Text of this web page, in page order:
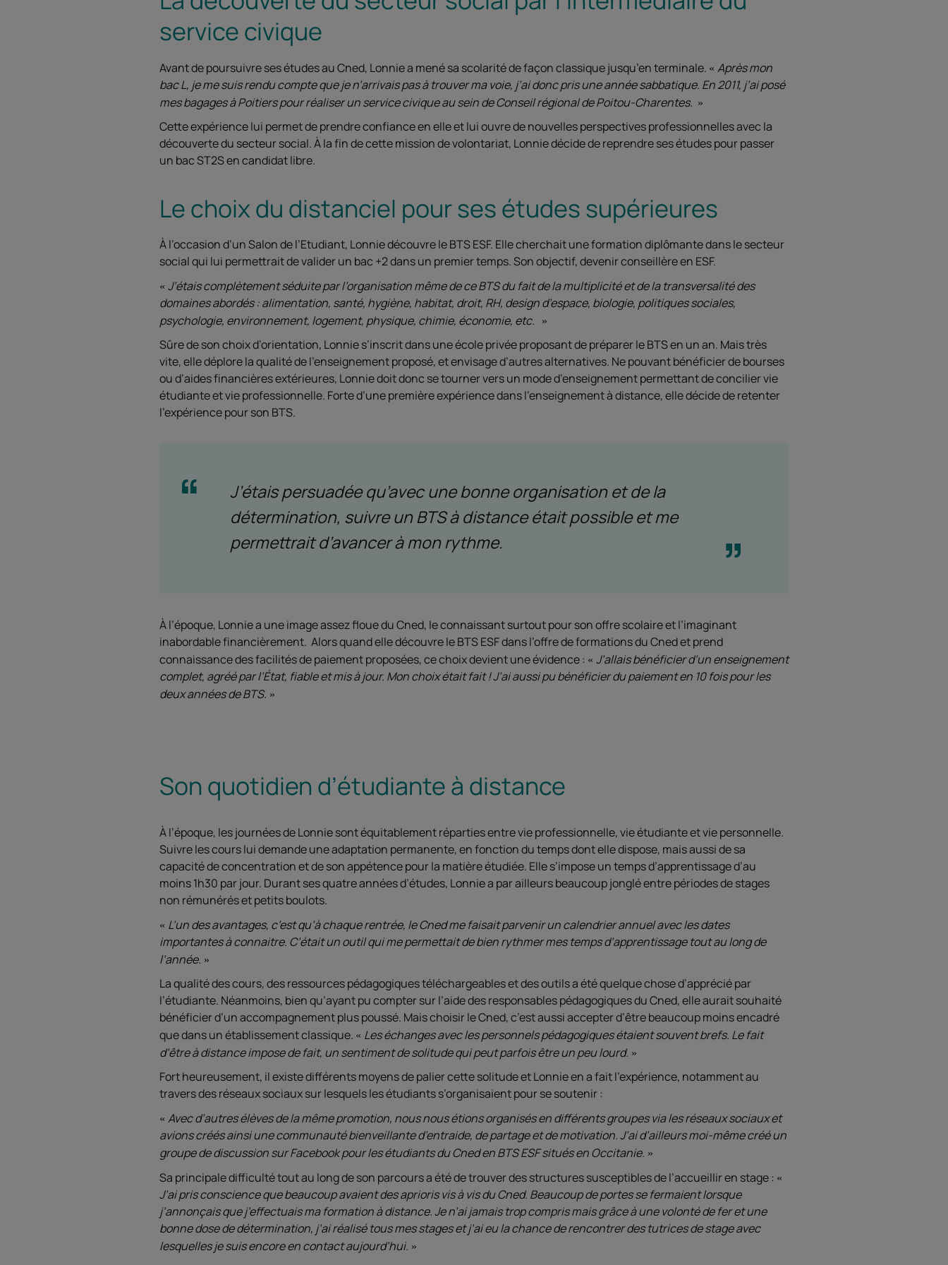
service civique
Avant de poursuivre ses études au Cned, Lonnie a mené sa scolarité de façon classique jusqu’en terminale.
Après mon
bac L, je me suis rendu compte que je n’arrivais pas à trouver ma voie, j’ai donc pris une année sabbatique. En 2011, j’ai posé
mes bagages à Poitiers pour réaliser un service civique au sein de Conseil régional de Poitou-Charentes.
Cette expérience lui permet de prendre confiance en elle et lui ouvre de nouvelles perspectives professionnelles avec la
découverte du secteur social. À la fin de cette mission de volontariat, Lonnie décide de reprendre ses études pour passer
un bac ST2S en candidat libre.
Le choix du distanciel pour ses études supérieures
À l’occasion d’un Salon de l’Etudiant, Lonnie découvre le BTS ESF. Elle cherchait une formation diplômante dans le secteur
social qui lui permettrait de valider un bac +2 dans un premier temps. Son objectif, devenir conseillère en ESF.
J’étais complètement séduite par l’organisation même de ce BTS du fait de la multiplicité et de la transversalité des
domaines abordés : alimentation, santé, hygiène, habitat, droit, RH, design d’espace, biologie, politiques sociales,
psychologie, environnement, logement, physique, chimie, économie, etc.
Sûre de son choix d’orientation, Lonnie s’inscrit dans une école privée proposant de préparer le BTS en un an. Mais très
vite, elle déplore la qualité de l’enseignement proposé, et envisage d’autres alternatives. Ne pouvant bénéficier de bourses
ou d’aides financières extérieures, Lonnie doit donc se tourner vers un mode d’enseignement permettant de concilier vie
étudiante et vie professionnelle. Forte d’une première expérience dans l’enseignement à distance, elle décide de retenter
l’expérience pour son BTS.
J’étais persuadée qu’avec une bonne organisation et de la
détermination, suivre un BTS à distance était possible et me
permettrait d’avancer à mon rythme.
À l’époque, Lonnie a une image assez floue du Cned, le connaissant surtout pour son offre scolaire et l’imaginant
inabordable financièrement. Alors quand elle découvre le BTS ESF dans l’offre de formations du Cned et prend
connaissance des facilités de paiement proposées, ce choix devient une évidence :
J’allais bénéficier d’un enseignement
complet, agréé par l’État, fiable et mis à jour. Mon choix était fait ! J’ai aussi pu bénéficier du paiement en 10 fois pour les
deux années de BTS.
Son quotidien d’étudiante à distance
À l’époque, les journées de Lonnie sont équitablement réparties entre vie professionnelle, vie étudiante et vie personnelle.
Suivre les cours lui demande une adaptation permanente, en fonction du temps dont elle dispose, mais aussi de sa
capacité de concentration et de son appétence pour la matière étudiée. Elle s’impose un temps d’apprentissage d’au
moins 1h30 par jour. Durant ses quatre années d’études, Lonnie a par ailleurs beaucoup jonglé entre périodes de stages
non rémunérés et petits boulots.
L’un des avantages, c’est qu’à chaque rentrée, le Cned me faisait parvenir un calendrier annuel avec les dates
importantes à connaitre. C’était un outil qui me permettait de bien rythmer mes temps d’apprentissage tout au long de
l’année.
La qualité des cours, des ressources pédagogiques téléchargeables et des outils a été quelque chose d’apprécié par
l’étudiante. Néanmoins, bien qu’ayant pu compter sur l’aide des responsables pédagogiques du Cned, elle aurait souhaité
bénéficier d’un accompagnement plus poussé. Mais choisir le Cned, c’est aussi accepter d’être beaucoup moins encadré
que dans un établissement classique.
Les échanges avec les personnels pédagogiques étaient souvent brefs. Le fait
d’être à distance impose de fait, un sentiment de solitude qui peut parfois être un peu lourd.
Fort heureusement, il existe différents moyens de palier cette solitude et Lonnie en a fait l’expérience, notamment au
travers des réseaux sociaux sur lesquels les étudiants s’organisaient pour se soutenir :
Avec d’autres élèves de la même promotion, nous nous étions organisés en différents groupes via les réseaux sociaux et
avions créés ainsi une communauté bienveillante d’entraide, de partage et de motivation. J’ai d’ailleurs moi-même créé un
groupe de discussion sur Facebook pour les étudiants du Cned en BTS ESF situés en Occitanie.
Sa principale difficulté tout au long de son parcours a été de trouver des structures susceptibles de l’accueillir en stage :
J’ai pris conscience que beaucoup avaient des aprioris vis à vis du Cned. Beaucoup de portes se fermaient lorsque
j’annonçais que j’effectuais ma formation à distance. Je n’ai jamais trop compris mais grâce à une volonté de fer et une
bonne dose de détermination, j’ai réalisé tous mes stages et j’ai eu la chance de rencontrer des tutrices de stage avec
lesquelles je suis encore en contact aujourd’hui.